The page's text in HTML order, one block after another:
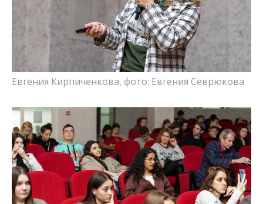
Евгения Кирпиченкова, фото: Евгения Севрюкова